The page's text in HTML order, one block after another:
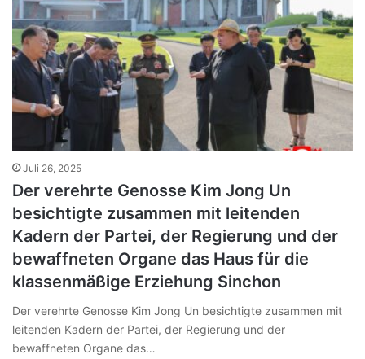
Juli 26, 2025
Der verehrte Genosse Kim Jong Un
besichtigte zusammen mit leitenden
Kadern der Partei, der Regierung und der
bewaffneten Organe das Haus für die
klassenmäßige Erziehung Sinchon
Der verehrte Genosse Kim Jong Un besichtigte zusammen mit
leitenden Kadern der Partei, der Regierung und der
bewaffneten Organe das…